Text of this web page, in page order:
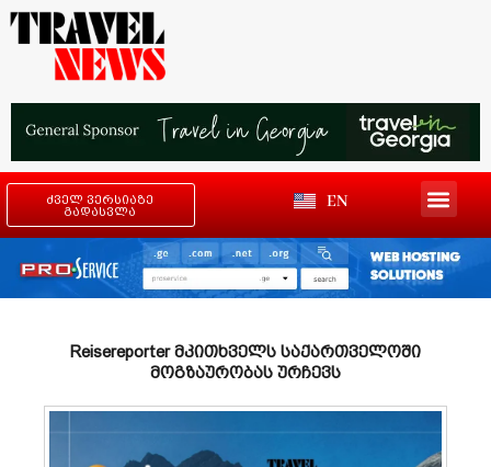
ძველ ვერსიაზე
გადასვლა
EN
Reisereporter მკითხველს საქართველოში
მოგზაურობას ურჩევს